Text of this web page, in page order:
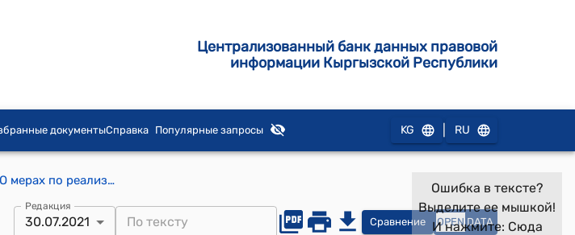
Централизованный банк данных правовой
информации Кыргызской Республики
документыСправка Популярные запросы KG RU
Постановление Правительства КР от 25 мая 2012 года № 315 "О мерах по реализации Указа Президента Кыргызской Республики "О внесении изменений в некоторые решения Президента Кыргызской Республики" от 9 апреля 2012 года"
Редакция
30.07.2021 Сравнение OPEN DATA
Ошибка в тексте?
Выделите ее мышкой!
И нажмите: Сюда